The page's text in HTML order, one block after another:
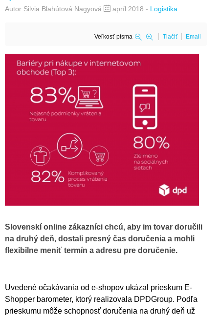
Autor Silvia Blahútová Nagyová apríl 2018 - Logistika
Veľkosť písma Tlačiť Email
Slovenskí online zákazníci chcú, aby im tovar doručili
na druhý deň, dostali presný čas doručenia a mohli
flexibilne meniť termín a adresu pre doručenie.
Uvedené očakávania od e-shopov ukázal prieskum E-
Shopper barometer, ktorý realizovala DPDGroup. Podľa
prieskumu môže schopnosť doručenia na druhý deň už